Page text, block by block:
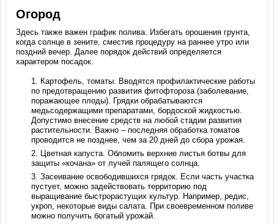
Огород
Здесь также важен график полива. Избегать орошения грунта,
когда солнце в зените, сместив процедуру на раннее утро или
поздний вечер. Далее порядок действий определяется
характером посадок.
Картофель, томаты. Вводятся профилактические работы
по предотвращению развития фитофтороза (заболевание,
поражающее плоды). Грядки обрабатываются
медьсодержащими препаратами, бордоской жидкостью.
Допустимо внесение средств на любой стадии развития
растительности. Важно – последняя обработка томатов
проводится не позднее, чем за 20 дней до сбора урожая.
Цветная капуста. Обломить верхние листья ботвы для
защиты «кочана» от лучей палящего солнца.
Засеивание освободившихся грядок. Если часть участка
пустует, можно задействовать территорию под
выращивание быстрорастущих культур. Например, редис,
укроп, некоторые виды салата. При своевременном поливе
можно получить богатый урожай.